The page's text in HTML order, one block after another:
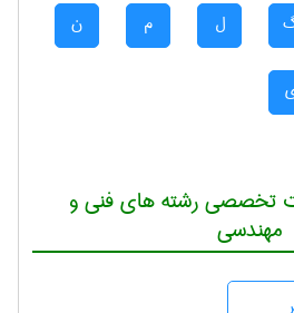
ل م ن
تخصصی رشته های فنی و
مهندسی